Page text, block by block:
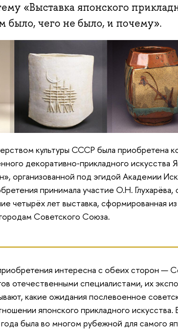
«Выставка японского
было, чего не было, и почему».
культуры СССР была приобретена
декоративно‑прикладного искусства
организованной под эгидой Академии
принимала участие О.Н. Глухарёва,
четырёх лет выставка, сформированная
Советского Союза.
интересна с обеих сторон —
отечественными специалистами, их
какие ожидания послевоенное
японского прикладного искусства.
была во многом рубежной для самого